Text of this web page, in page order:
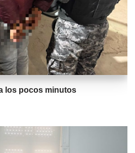
los pocos minutos